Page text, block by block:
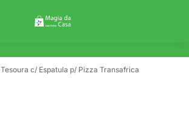
Tesoura c/ Espatula p/ Pizza Transafrica